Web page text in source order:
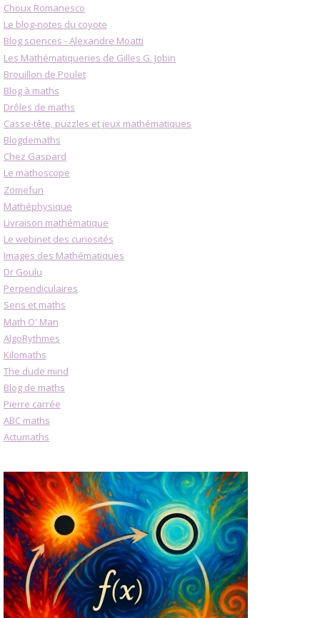
Choux Romanesco
Le blog-notes du coyote
Blog sciences - Alexandre Moatti
Les Mathématiqueries de Gilles G. Jobin
Brouillon de Poulet
Blog à maths
Drôles de maths
Casse-tête, puzzles et jeux mathématiques
Blogdemaths
Chez Gaspard
Le mathoscope
Zomefun
Mathéphysique
Livraison mathématique
Le webinet des curiosités
Images des Mathématiques
Dr Goulu
Perpendiculaires
Sens et maths
Math O' Man
AlgoRythmes
Kilomaths
The dude mind
Blog de maths
Pierre carrée
ABC maths
Actumaths